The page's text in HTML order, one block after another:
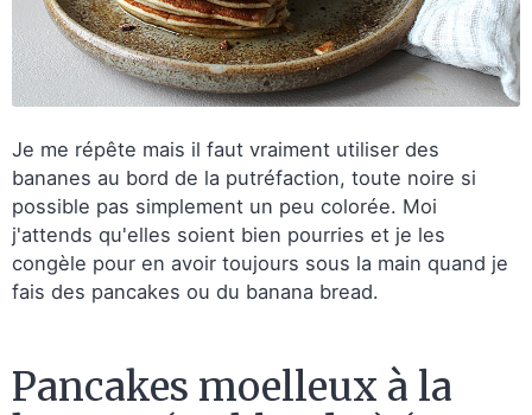
Je me répête mais il faut vraiment utiliser des
bananes au bord de la putréfaction, toute noire si
possible pas simplement un peu colorée. Moi
j'attends qu'elles soient bien pourries et je les
congèle pour en avoir toujours sous la main quand je
fais des pancakes ou du banana bread.
Pancakes moelleux à la